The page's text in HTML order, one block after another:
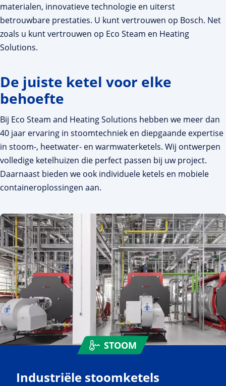
materialen, innovatieve technologie en uiterst
betrouwbare prestaties. U kunt vertrouwen op Bosch. Net
zoals u kunt vertrouwen op Eco Steam en Heating
Solutions.
De juiste ketel voor elke
behoefte
Bij Eco Steam and Heating Solutions hebben we meer dan
40 jaar ervaring in stoomtechniek en diepgaande expertise
in stoom-, heetwater- en warmwaterketels. Wij ontwerpen
volledige ketelhuizen die perfect passen bij uw project.
Daarnaast bieden we ook individuele ketels en mobiele
containeroplossingen aan.
STOOM
Industriële stoomketels